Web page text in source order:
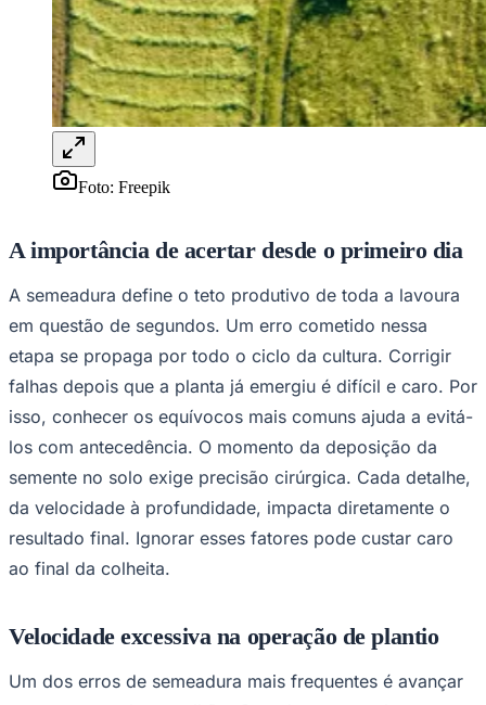
Hub de Negócios
Guia Comercial
Selo Verificado
Portal Educacional
Agenda de Vestibulares
Vagas de Emprego
Concursos
Panorama Econômico
Panorama Econômico
Para Sua Empresa
Verificar Empresa Novo
Publicidade Legal
NBA
NFL
Fórmula 1
UFC
Tênis (ATP)
MLB
NHL
Atletismo
NBB
Brasileirão Série B
Copa do Brasil
Foto: Freepik
A importância de acertar desde o primeiro dia
A semeadura define o teto produtivo de toda a lavoura
em questão de segundos. Um erro cometido nessa
etapa se propaga por todo o ciclo da cultura. Corrigir
falhas depois que a planta já emergiu é difícil e caro. Por
isso, conhecer os equívocos mais comuns ajuda a evitá-
los com antecedência. O momento da deposição da
semente no solo exige precisão cirúrgica. Cada detalhe,
da velocidade à profundidade, impacta diretamente o
resultado final. Ignorar esses fatores pode custar caro
ao final da colheita.
Velocidade excessiva na operação de plantio
Um dos erros de semeadura mais frequentes é avançar